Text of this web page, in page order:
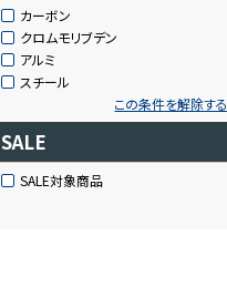
カーボン
クロムモリブデン
アルミ
スチール
この条件を解除する
SALE
SALE対象商品